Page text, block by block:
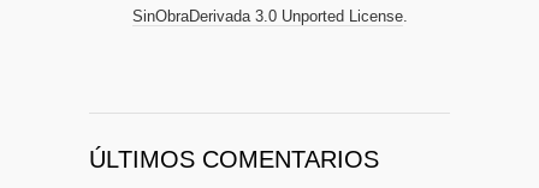
SinObraDerivada 3.0 Unported License.
ÚLTIMOS COMENTARIOS